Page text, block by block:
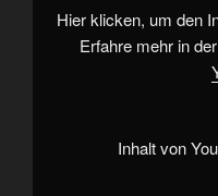
stärker
seinHier klicken, um den
Erfahre mehr in der
Inhalt von